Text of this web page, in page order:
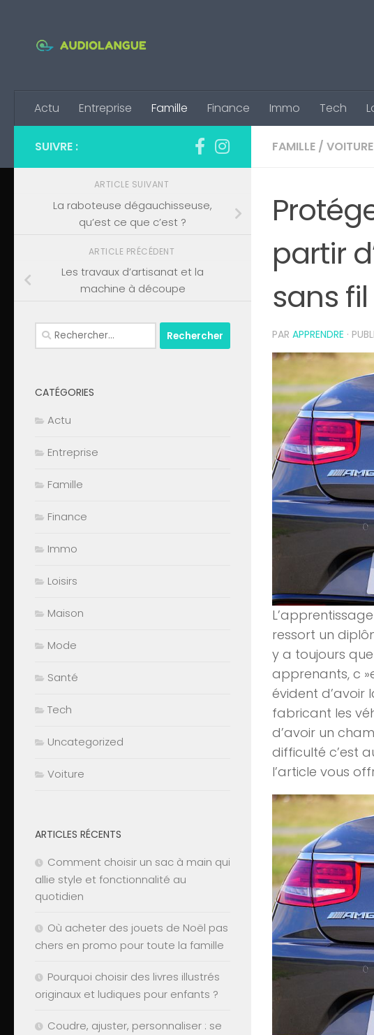
Actu Entreprise Famille Finance Immo Tech
FAMILLE / VOITURE
partir
sans fil
PAR APPRENDRE ·
ressort un
y a toujours
apprenants, c
évident d’avoir
fabricant les
d’avoir un
difficulté c’est
l’article vous
SUIVRE :
ARTICLE SUIVANT
La raboteuse dégauchisseuse,
qu’est ce que c’est ?
ARTICLE PRÉCÉDENT
Les travaux d’artisanat et la
machine à découpe
Rechercher :
CATÉGORIES
Actu
Entreprise
Famille
Finance
Immo
Loisirs
Maison
Mode
Santé
Tech
Uncategorized
Voiture
ARTICLES RÉCENTS
Comment choisir un sac à main qui
allie style et fonctionnalité au
quotidien
Où acheter des jouets de Noël pas
chers en promo pour toute la famille
Pourquoi choisir des livres illustrés
originaux et ludiques pour enfants ?
Coudre, ajuster, personnaliser : se